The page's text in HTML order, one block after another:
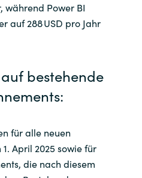
während Power BI
auf 288 USD pro Jahr
bestehende
für alle neuen
April 2025 sowie für
die nach diesem